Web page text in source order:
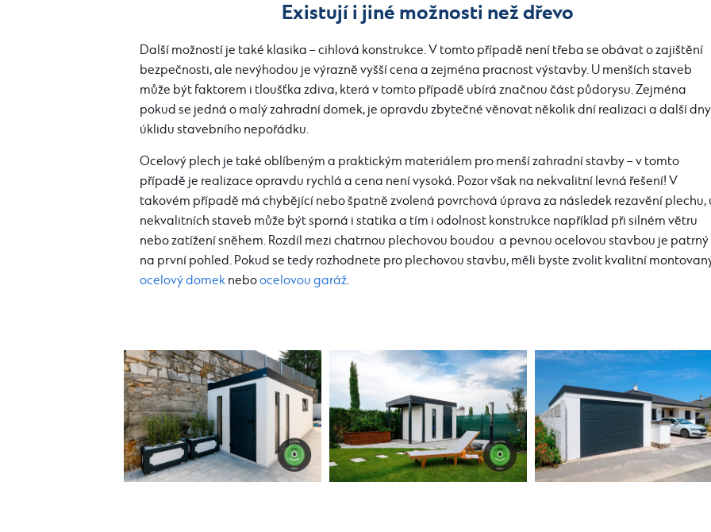
Existují i jiné možnosti než dřevo
Další možností je také klasika – cihlová konstrukce. V tomto případě není třeba se obávat o zajištění
bezpečnosti, ale nevýhodou je výrazně vyšší cena a zejména pracnost výstavby. U menších staveb
může být faktorem i tloušťka zdiva, která v tomto případě ubírá značnou část půdorysu. Zejména
pokud se jedná o malý zahradní domek, je opravdu zbytečné věnovat několik dní realizaci a další dny
úklidu stavebního nepořádku.
Ocelový plech je také oblíbeným a praktickým materiálem pro menší zahradní stavby – v tomto
případě je realizace opravdu rychlá a cena není vysoká. Pozor však na nekvalitní levná řešení! V
takovém případě má chybějící nebo špatně zvolená povrchová úprava za následek rezavění plechu,
nekvalitních staveb může být sporná i statika a tím i odolnost konstrukce například při silném větru
nebo zatížení sněhem. Rozdíl mezi chatrnou plechovou boudou a pevnou ocelovou stavbou je patrný
na první pohled. Pokud se tedy rozhodnete pro plechovou stavbu, měli byste zvolit kvalitní
ocelový domek neboocelovou garáž.